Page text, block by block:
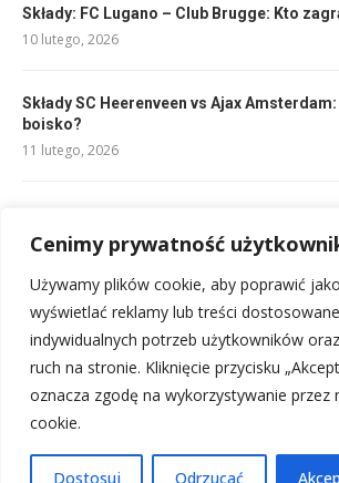
Cenimy prywatność
Używamy plików cookie, aby poprawić
wyświetlać reklamy lub treści
indywidualnych potrzeb użytkowników
ruch na stronie. Kliknięcie przycisku
oznacza zgodę na wykorzystywanie przez
cookie.
Dostosuj Odrzucać
Składy: FC Lugano – Club Brugge: Kto
10 lutego, 2026
Składy SC Heerenveen vs Ajax
boisko?
11 lutego, 2026
13 lutego, 2026
Składy na mecz Club Brugge – KV
10 lutego, 2026
Mapa witryny Kontakt z